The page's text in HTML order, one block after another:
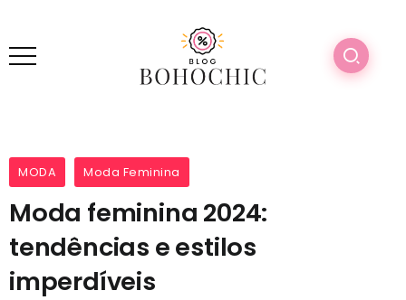
MODA Moda Feminina
Moda feminina 2024:
tendências e estilos
imperdíveis